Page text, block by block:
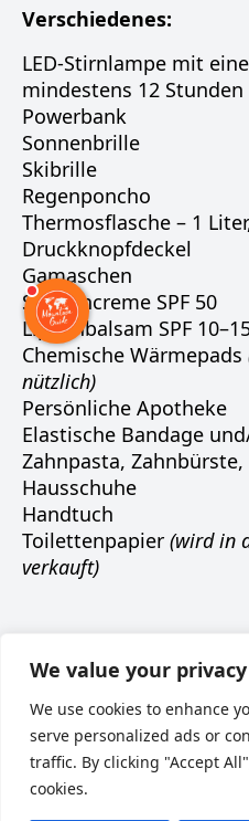
We value your privacy
We use cookies to enhance
serve personalized ads or
traffic. By clicking "Accept
cookies.
Verschiedenes:
LED-Stirnlampe mit
mindestens 12 Stunden
Powerbank
Sonnenbrille
Skibrille
Regenponcho
Thermosflasche – 1
Druckknopfdeckel
Gamaschen
Sonnencreme SPF 50
Lippenbalsam SPF
Chemische Wärmepads
nützlich)
Persönliche Apotheke
Elastische Bandage
Zahnpasta, Zahnbürste,
Hausschuhe
Handtuch
Toilettenpapier (wird in
verkauft)
Наверх